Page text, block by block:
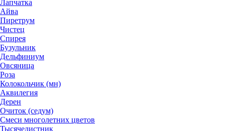
Лапчатка
Айва
Пиретрум
Чистец
Спирея
Бузульник
Дельфиниум
Овсяница
Роза
Колокольчик (мн)
Аквилегия
Дерен
Очиток (седум)
Смеси многолетних цветов
Тысячелистник